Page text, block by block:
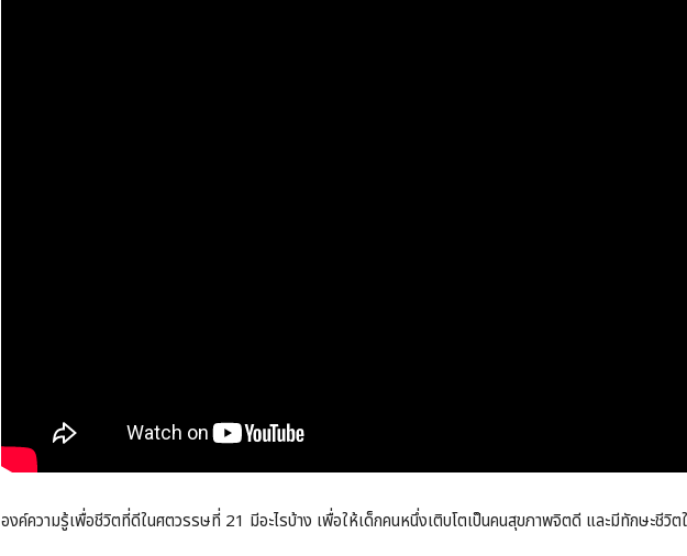
องค์ความรู้เพื่อชีวิตที่ดีในศตวรรษที่ 21 มีอะไรบ้าง เพื่อให้เด็กคนหนึ่งเติบโตเป็นคนสุขภาพจิตดี และมีทักษะชีวิ